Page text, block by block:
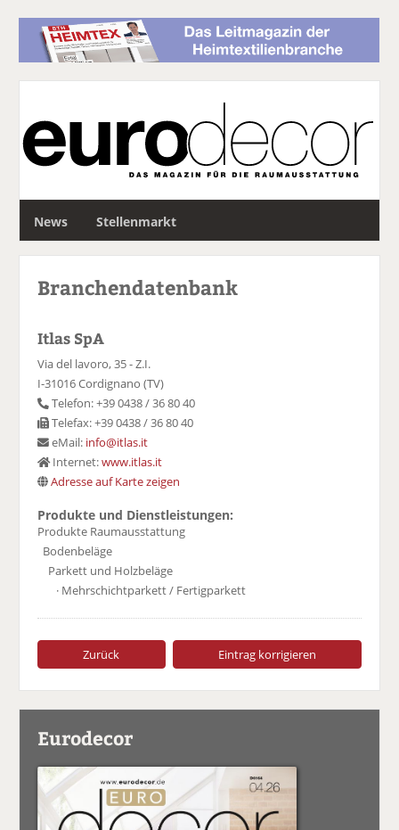
News Stellenmarkt
c
Branchendatenbank
Itlas SpA
Via del lavoro, 35 - Z.I.
I-31016 Cordignano (TV)
Telefon: +39 0438 / 36 80 40
Telefax: +39 0438 / 36 80 40
eMail: info@itlas.it
Internet:www.itlas.it
Adresse auf Karte zeigen
Produkte und Dienstleistungen:
Produkte Raumausstattung
Bodenbeläge
Parkett und Holzbeläge
· Mehrschichtparkett / Fertigparkett
Zurück Eintrag korrigieren
Eurodecor